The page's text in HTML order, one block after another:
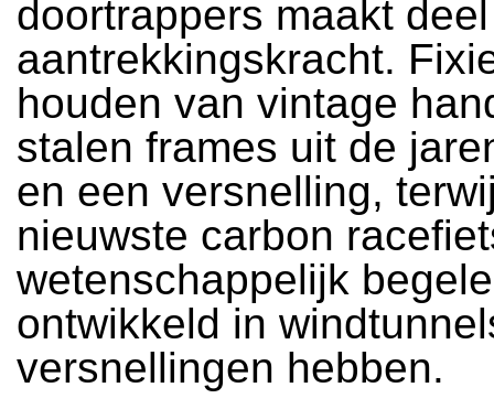
doortrappers maakt
aantrekkingskracht.
houden van vintage
stalen frames uit de
en een versnelling,
nieuwste carbon
wetenschappelijk
ontwikkeld in
versnellingen hebben.